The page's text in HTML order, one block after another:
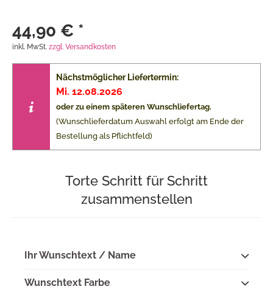
44,90 € *
inkl. MwSt. zzgl. Versandkosten
Nächstmöglicher Liefertermin:
Mi. 12.08.2026
oder zu einem späteren Wunschliefertag.
(Wunschlieferdatum Auswahl erfolgt am Ende der
Bestellung als Pflichtfeld)
Torte Schritt für Schritt
zusammenstellen
Ihr Wunschtext / Name
Wunschtext Farbe